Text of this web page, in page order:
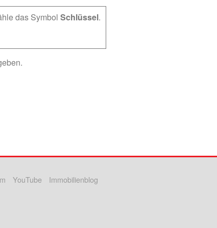
das Symbol Schlüssel.
YouTube Immobilienblog